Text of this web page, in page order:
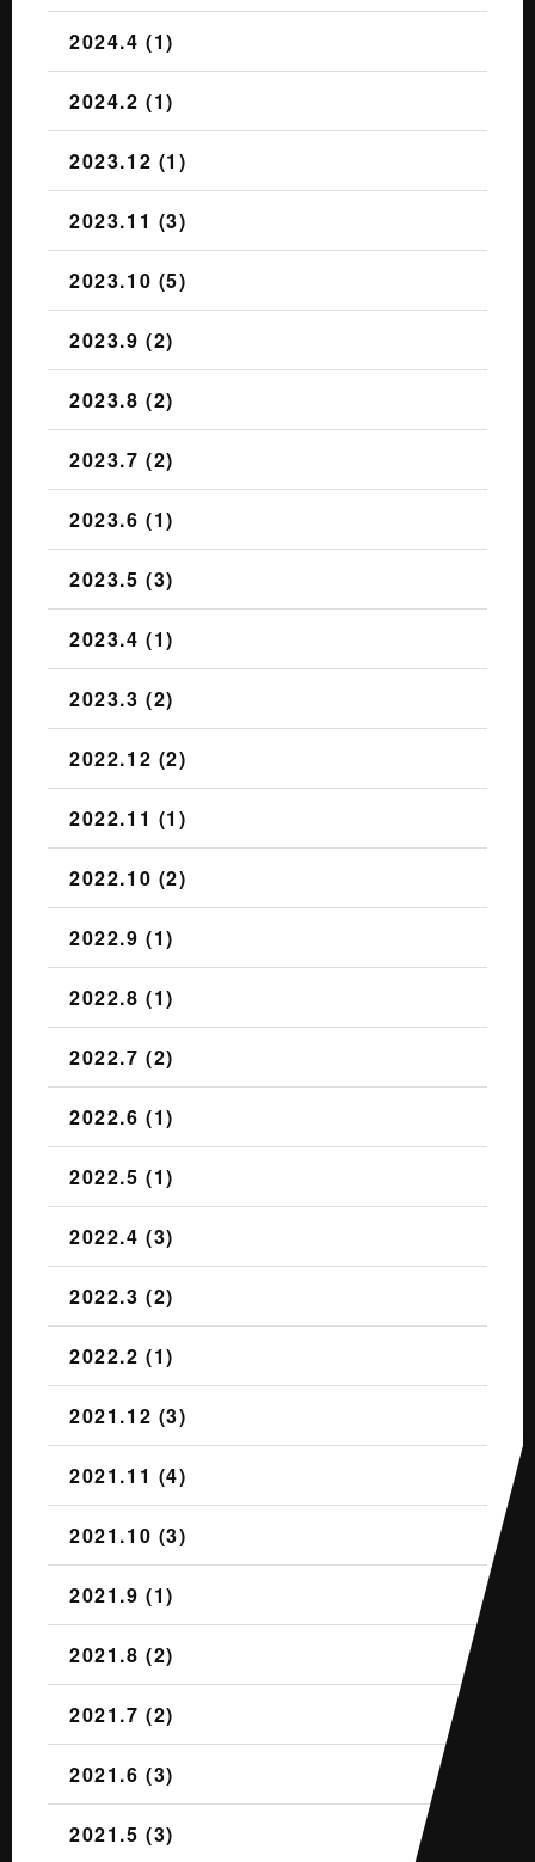
2024.4 (1)
2024.2 (1)
2023.12 (1)
2023.11 (3)
2023.10 (5)
2023.9 (2)
2023.8 (2)
2023.7 (2)
2023.6 (1)
2023.5 (3)
2023.4 (1)
2023.3 (2)
2022.12 (2)
2022.11 (1)
2022.10 (2)
2022.9 (1)
2022.8 (1)
2022.7 (2)
2022.6 (1)
2022.5 (1)
2022.4 (3)
2022.3 (2)
2022.2 (1)
2021.12 (3)
2021.11 (4)
2021.10 (3)
2021.9 (1)
2021.8 (2)
2021.7 (2)
2021.6 (3)
2021.5 (3)